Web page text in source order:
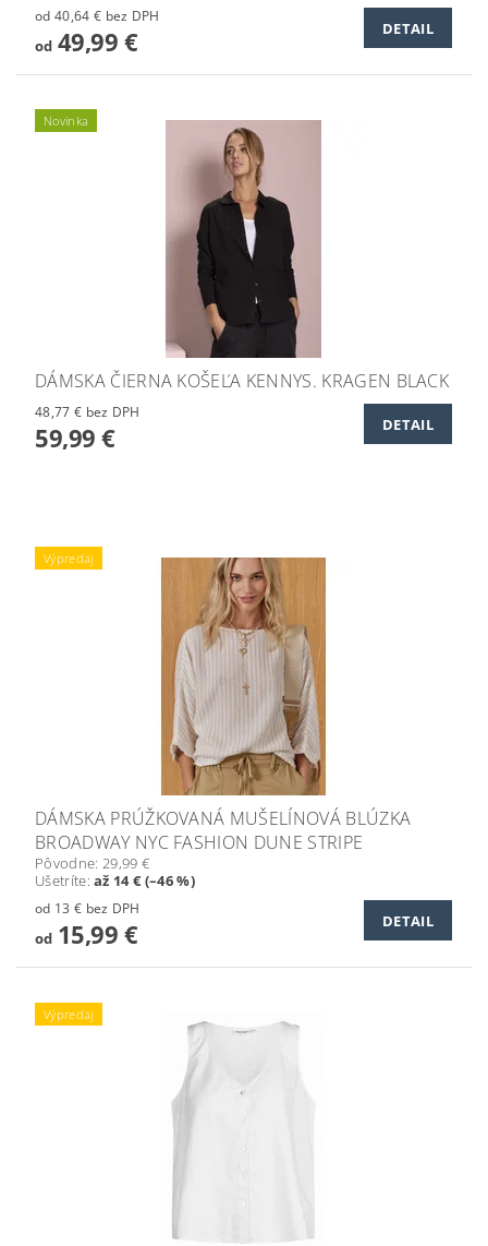
od 40,64 € bez DPH
od49,99 € DETAIL
Novinka
DÁMSKA ČIERNA KOŠEĽA KENNYS. KRAGEN BLACK
48,77 € bez DPH
59,99 € DETAIL
Výpredaj
DÁMSKA PRÚŽKOVANÁ MUŠELÍNOVÁ BLÚZKA
BROADWAY NYC FASHION DUNE STRIPE
Pôvodne: 29,99 €
Ušetríte:až 14 € (–46 %)
od 13 € bez DPH
od15,99 € DETAIL
Výpredaj